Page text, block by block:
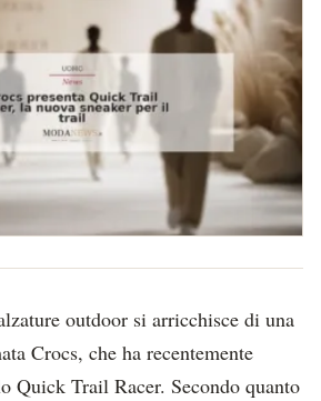
outdoor si arricchisce di una
Crocs, che ha recentemente
Quick Trail Racer. Secondo quanto